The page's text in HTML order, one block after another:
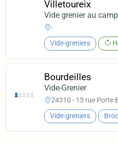
Villetoureix
Vide grenier au
-
Vide-greniers
Bourdeilles
Vide-Grenier
24310 - 15 rue Porte
Vide-greniers